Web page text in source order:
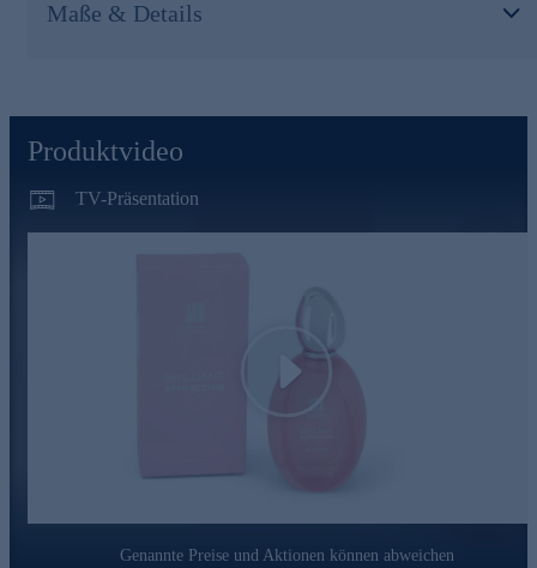
Gleich online bestellen und in ein neues Dufterlebnis
Maße & Details
Produktvideo
TV-Präsentation
Play
Genannte Preise und Aktionen können abweichen